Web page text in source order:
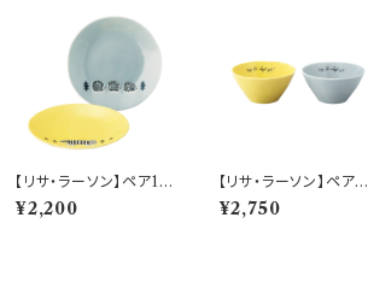
【リサ・ラーソン】ペア19
cmプレートセット【stro
ll(ストロール)】
¥2,200
【リサ・ラーソン】ペアボ
ウルセット【stroll(スト
ロール)】
¥2,750